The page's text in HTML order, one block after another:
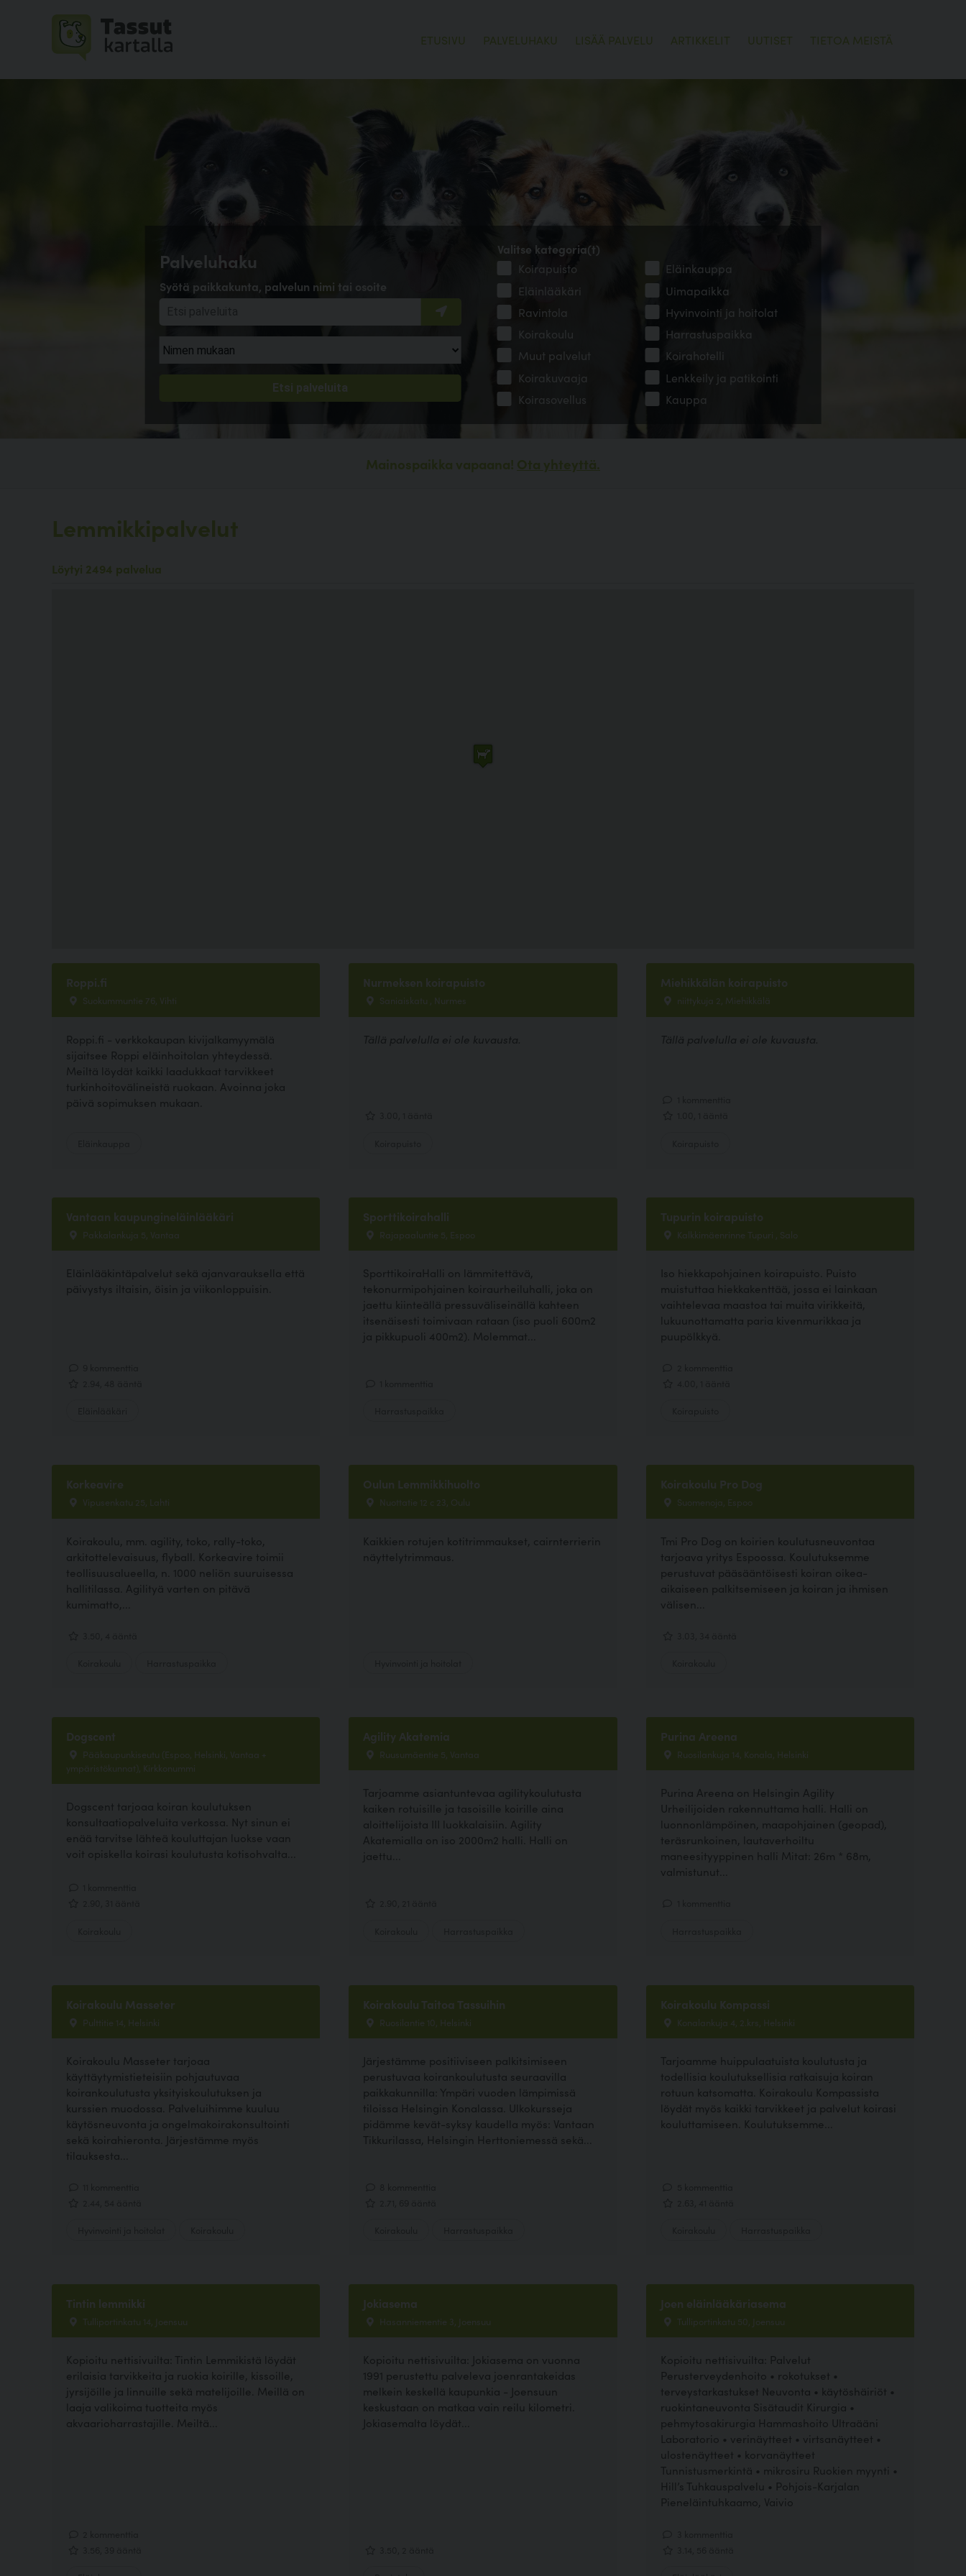
ETUSIVU PALVELUHAKU LISÄÄ PALVELU ARTIKKELIT UUTISET TIETOA MEISTÄ
Palveluhaku
Syötä paikkakunta, palvelun nimi tai osoite
Valitse kategoria(t)
Koirapuisto
Eläinkauppa
Eläinlääkäri
Uimapaikka
Ravintola
Hyvinvointi ja hoitolat
Koirakoulu
Harrastuspaikka
Muut palvelut
Koirahotelli
Koirakuvaaja
Lenkkeily ja patikointi
Koirasovellus
Kauppa
Mainospaikka vapaana! Ota yhteyttä.
Lemmikkipalvelut
Löytyi 2494 palvelua
Roppi.fi
Suokummuntie 76, Vihti
Roppi.fi - verkkokaupan kivijalkamyymälä
sijaitsee Roppi eläinhoitolan yhteydessä.
Meiltä löydät kaikki laadukkaat tarvikkeet
turkinhoitovälineistä ruokaan. Avoinna joka
päivä sopimuksen mukaan.
Nurmeksen koirapuisto
Saniaiskatu , Nurmes
Tällä palvelulla ei ole kuvausta.
Miehikkälän koirapuisto
niittykuja 2, Miehikkälä
Tällä palvelulla ei ole kuvausta.
Vantaan kaupungineläinlääkäri
Pakkalankuja 5, Vantaa
Eläinlääkintäpalvelut sekä ajanvarauksella että
päivystys iltaisin, öisin ja viikonloppuisin.
Sporttikoirahalli
Rajapaaluntie 5, Espoo
SporttikoiraHalli on lämmitettävä,
tekonurmipohjainen koiraurheiluhalli, joka on
jaettu kiinteällä pressuväliseinällä kahteen
itsenäisesti toimivaan rataan (iso puoli 600m2
ja pikkupuoli 400m2). Molemmat...
Tupurin koirapuisto
Kalkkimäenrinne Tupuri , Salo
Iso hiekkapohjainen koirapuisto. Puisto
muistuttaa hiekkakenttää, jossa ei lainkaan
vaihtelevaa maastoa tai muita virikkeitä,
lukuunottamatta paria kivenmurikkaa ja
puupölkkyä.
Korkeavire
Vipusenkatu 25, Lahti
Koirakoulu, mm. agility, toko, rally-toko,
arkitottelevaisuus, flyball. Korkeavire toimii
teollisuusalueella, n. 1000 neliön suuruisessa
hallitilassa. Agilityä varten on pitävä
kumimatto,...
Oulun Lemmikkihuolto
Nuottatie 12 c 23, Oulu
Kaikkien rotujen kotitrimmaukset, cairnterrierin
näyttelytrimmaus.
Koirakoulu Pro Dog
Suomenoja, Espoo
Tmi Pro Dog on koirien koulutusneuvontaa
tarjoava yritys Espoossa. Koulutuksemme
perustuvat pääsääntöisesti koiran oikea-
aikaiseen palkitsemiseen ja koiran ja ihmisen
välisen...
Dogscent
Pääkaupunkiseutu (Espoo, Helsinki, Vantaa +
ympäristökunnat), Kirkkonummi
Dogscent tarjoaa koiran koulutuksen
konsultaatiopalveluita verkossa. Nyt sinun ei
enää tarvitse lähteä kouluttajan luokse vaan
voit opiskella koirasi koulutusta kotisohvalta...
Agility Akatemia
Ruusumäentie 5, Vantaa
Tarjoamme asiantuntevaa agilitykoulutusta
kaiken rotuisille ja tasoisille koirille aina
aloittelijoista III luokkalaisiin. Agility
Akatemialla on iso 2000m2 halli. Halli on
jaettu...
Purina Areena
Ruosilankuja 14, Konala, Helsinki
Purina Areena on Helsingin Agility
Urheilijoiden rakennuttama halli. Halli on
luonnonlämpöinen, maapohjainen (geopad),
teräsrunkoinen, lautaverhoiltu
maneesityyppinen halli Mitat: 26m * 68m,
valmistunut...
Koirakoulu Masseter
Pulttitie 14, Helsinki
Koirakoulu Masseter tarjoaa
käyttäytymistieteisiin pohjautuvaa
koirankoulutusta yksityiskoulutuksen ja
kurssien muodossa. Palveluihimme kuuluu
käytösneuvonta ja ongelmakoirakonsultointi
sekä koirahieronta. Järjestämme myös
tilauksesta...
Koirakoulu Taitoa Tassuihin
Ruosilantie 10, Helsinki
Järjestämme positiiviseen palkitsimiseen
perustuvaa koirankoulutusta seuraavilla
paikkakunnilla: Ympäri vuoden lämpimissä
tiloissa Helsingin Konalassa. Ulkokursseja
pidämme kevät-syksy kaudella myös: Vantaan
Tikkurilassa, Helsingin Herttoniemessä sekä...
Koirakoulu Kompassi
Konalankuja 4, 2.krs, Helsinki
Tarjoamme huippulaatuista koulutusta ja
todellisia koulutuksellisia ratkaisuja koiran
rotuun katsomatta. Koirakoulu Kompassista
löydät myös kaikki tarvikkeet ja palvelut koirasi
kouluttamiseen. Koulutuksemme...
Tintin lemmikki
Tulliportinkatu 14, Joensuu
Kopioitu nettisivuilta: Tintin Lemmikistä löydät
erilaisia tarvikkeita ja ruokia koirille, kissoille,
jyrsijöille ja linnuille sekä matelijoille. Meillä on
laaja valikoima tuotteita myös
akvaarioharrastajille. Meiltä...
Jokiasema
Hasanniementie 3, Joensuu
Kopioitu nettisivuilta: Jokiasema on vuonna
1991 perustettu palveleva joenrantakeidas
melkein keskellä kaupunkia - Joensuun
keskustaan on matkaa vain reilu kilometri.
Jokiasemalta löydät...
Joen eläinlääkäriasema
Tulliportinkatu 50, Joensuu
Kopioitu nettisivuilta: Palvelut
Perusterveydenhoito • rokotukset •
terveystarkastukset Neuvonta • käytöshäiriöt •
ruokintaneuvonta Sisätaudit Kirurgia •
pehmytosakirurgia Hammashoito Ultraääni
Laboratorio • verinäytteet • virtsanäytteet •
ulostenäytteet • korvanäytteet
Tunnistusmerkintä • mikrosiru Ruokien myynti •
Hill’s Tuhkauspalvelu • Pohjois-Karjalan
Pieneläintuhkaamo, Vaivio